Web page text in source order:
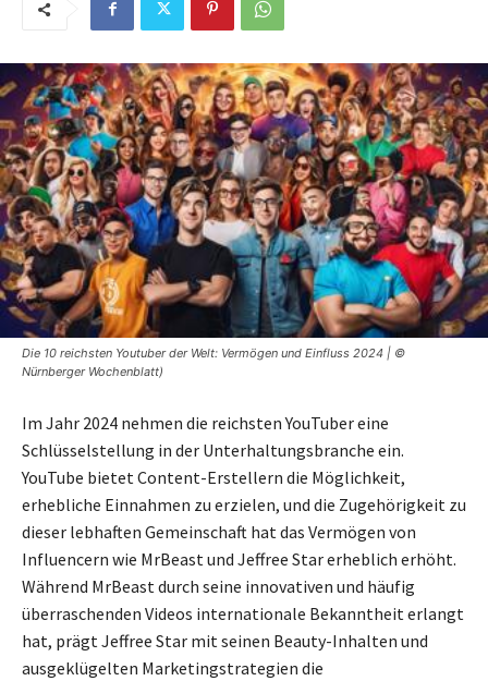
Die 10 reichsten Youtuber der Welt: Vermögen und Einfluss 2024 | ©
Nürnberger Wochenblatt)
Im Jahr 2024 nehmen die reichsten YouTuber eine
Schlüsselstellung in der Unterhaltungsbranche ein.
YouTube bietet Content-Erstellern die Möglichkeit,
erhebliche Einnahmen zu erzielen, und die Zugehörigkeit zu
dieser lebhaften Gemeinschaft hat das Vermögen von
Influencern wie MrBeast und Jeffree Star erheblich erhöht.
Während MrBeast durch seine innovativen und häufig
überraschenden Videos internationale Bekanntheit erlangt
hat, prägt Jeffree Star mit seinen Beauty-Inhalten und
ausgeklügelten Marketingstrategien die